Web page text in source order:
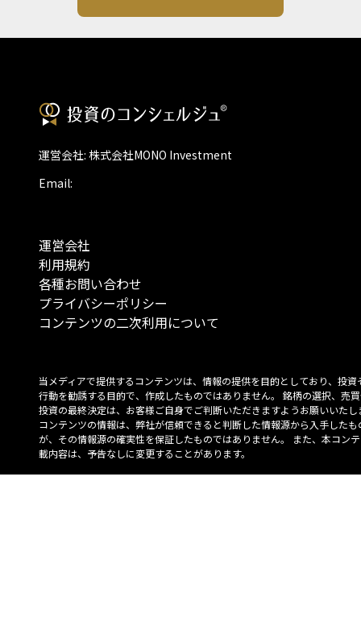
運営会社: 株式会社MONO Investment
Email:
運営会社
利用規約
各種お問い合わせ
プライバシーポリシー
コンテンツの二次利用について
当メディアで提供するコンテンツは、情報の提供を目的としており、投資
行動を勧誘する目的で、作成したものではありません。 銘柄の選択、売
投資の最終決定は、お客様ご自身でご判断いただきますようお願いいたし
コンテンツの情報は、弊社が信頼できると判断した情報源から入手したも
が、その情報源の確実性を保証したものではありません。 また、本コン
載内容は、予告なしに変更することがあります。